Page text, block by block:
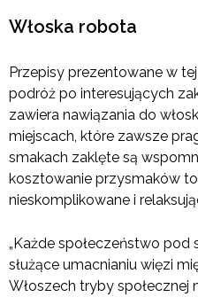
Włoska robota
Przepisy prezentowane w
podróż po interesujących
zawiera nawiązania do
miejscach, które zawsze
smakach zaklęte są
kosztowanie przysmaków
nieskomplikowane i
„Każde społeczeństwo pod
służące umacnianiu więzi
Włoszech tryby